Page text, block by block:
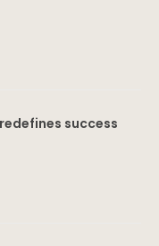
success